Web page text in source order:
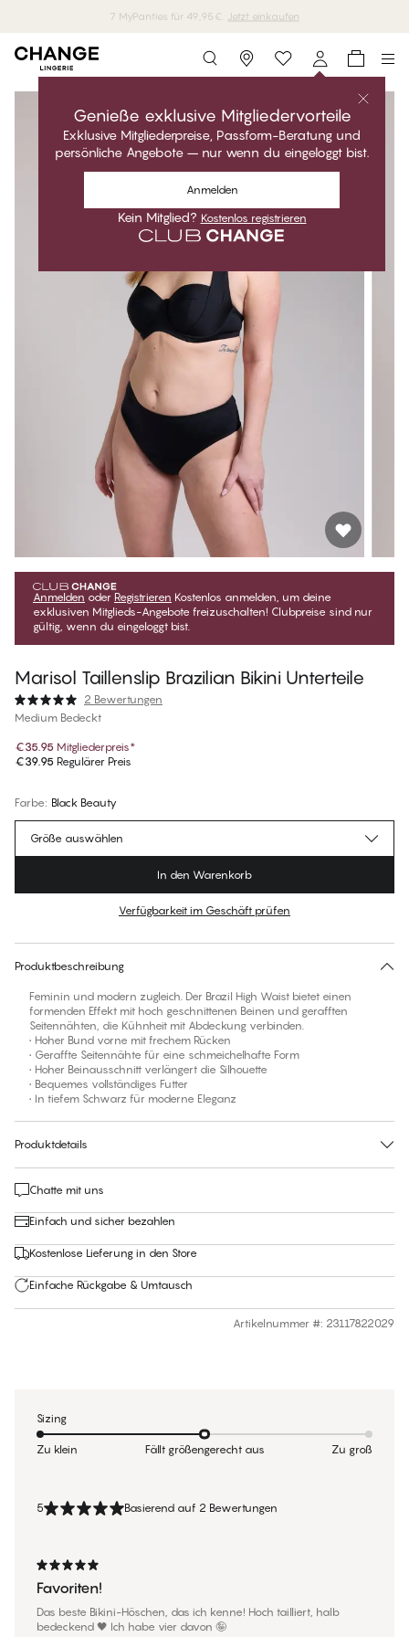
7 MyPanties für 49,95€. Jetzt einkaufen
Storefinder
Genieße exklusive Mitgliedervorteile
Exklusive Mitgliederpreise, Passform-Beratung und
persönliche Angebote – nur wenn du eingeloggt bist.
Anmelden
Kein Mitglied? Kostenlos registrieren
Anmelden oder Registrieren Kostenlos anmelden, um deine
exklusiven Mitglieds-Angebote freizuschalten! Clubpreise sind nur
gültig, wenn du eingeloggt bist.
Marisol Taillenslip Brazilian Bikini Unterteile
2 Bewertungen
Medium Bedeckt
€35.95 Mitgliederpreis*
€39.95 Regulärer Preis
Farbe: Black Beauty
Für diesen Artikel gibt es keine empfohlene Größe
Größe auswählen
In den Warenkorb
Verfügbarkeit im Geschäft prüfen
Produktbeschreibung
Feminin und modern zugleich. Der Brazil High Waist bietet einen
formenden Effekt mit hoch geschnittenen Beinen und gerafften
Seitennähten, die Kühnheit mit Abdeckung verbinden.
• Hoher Bund vorne mit frechem Rücken
• Geraffte Seitennähte für eine schmeichelhafte Form
• Hoher Beinausschnitt verlängert die Silhouette
• Bequemes vollständiges Futter
• In tiefem Schwarz für moderne Eleganz
Produktdetails
Chatte mit uns
Einfach und sicher bezahlen
Kostenlose Lieferung in den Store
Einfache Rückgabe & Umtausch
Artikelnummer #: 23117822029
5 Basierend auf 2 Bewertungen
Favoriten!
Das beste Bikini-Höschen, das ich kenne! Hoch tailliert, halb
bedeckend 🖤 Ich habe vier davon 🤪
Sizing
Zu klein Fällt größengerecht aus Zu groß